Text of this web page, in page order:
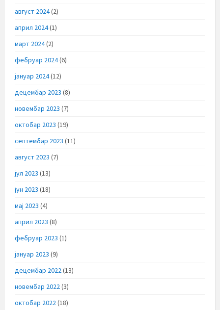
август 2024(2)
април 2024(1)
март 2024(2)
фебруар 2024(6)
јануар 2024(12)
децембар 2023 (8)
новембар 2023 (7)
октобар 2023 (19)
септембар 2023 (11)
август 2023 (7)
јул 2023 (13)
јун 2023 (18)
мај 2023 (4)
април 2023 (8)
фебруар 2023 (1)
јануар 2023 (9)
децембар 2022(13)
новембар 2022(3)
октобар 2022(18)